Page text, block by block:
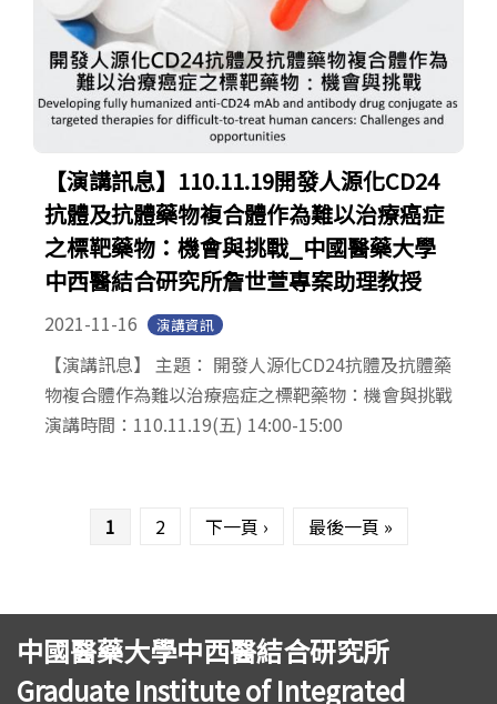
【演講訊息】110.11.19開發人源化CD24
抗體及抗體藥物複合體作為難以治療癌症
之標靶藥物：機會與挑戰_中國醫藥大學
中西醫結合研究所詹世萱專案助理教授
2021-11-16 演講資訊
【演講訊息】 主題： 開發人源化CD24抗體及抗體藥
物複合體作為難以治療癌症之標靶藥物：機會與挑戰
演講時間：110.11.19(五) 14:00-15:00
1 2 下一頁 › 最後一頁 »
中國醫藥大學中西醫結合研究所
Graduate Institute of Integrated